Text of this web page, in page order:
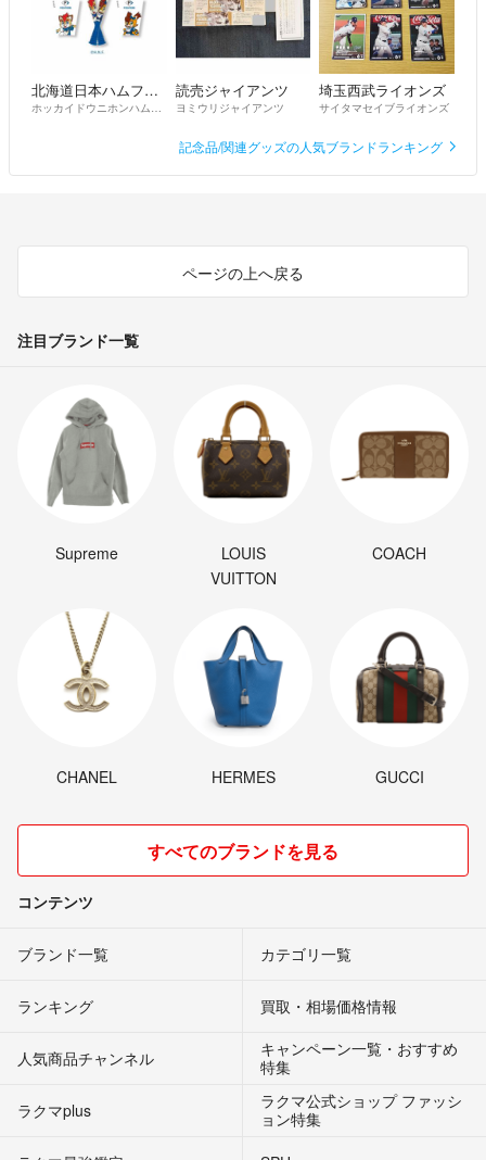
北海道日本ハムファイターズ
ホッカイドウニホンハムファイターズ
読売ジャイアンツ
ヨミウリジャイアンツ
埼玉西武ライオンズ
サイタマセイブライオンズ
記念品/関連グッズの人気ブランドランキング
ページの上へ戻る
注目ブランド一覧
Supreme
LOUIS
VUITTON
COACH
CHANEL HERMES GUCCI
すべてのブランドを見る
コンテンツ
ブランド一覧 カテゴリ一覧
ランキング 買取・相場価格情報
人気商品チャンネル
キャンペーン一覧・おすすめ
特集
ラクマplus
ラクマ公式ショップ ファッシ
ョン特集